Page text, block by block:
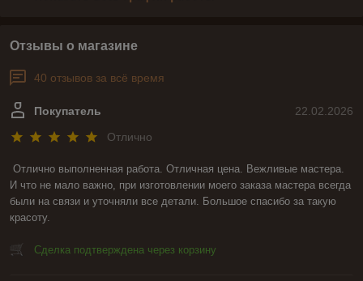
Отзывы о магазине
40 отзывов за всё время
22.02.2026
Покупатель
Отлично
Отлично выполненная работа. Отличная цена. Вежливые мастера.
И что не мало важно, при изготовлении моего заказа мастера всегда
были на связи и уточняли все детали. Большое спасибо за такую
красоту.
Сделка подтверждена через корзину